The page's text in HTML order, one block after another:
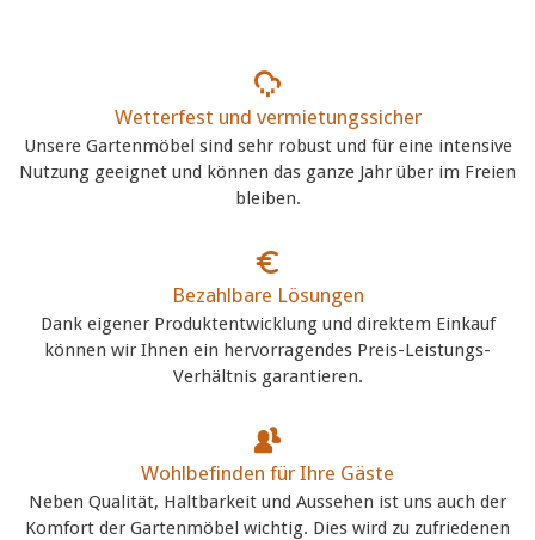
Wetterfest und vermietungssicher
Unsere Gartenmöbel sind sehr robust und für eine intensive
Nutzung geeignet und können das ganze Jahr über im Freien
bleiben.
Bezahlbare Lösungen
Dank eigener Produktentwicklung und direktem Einkauf
können wir Ihnen ein hervorragendes Preis-Leistungs-
Verhältnis garantieren.
Wohlbefinden für Ihre Gäste
Neben Qualität, Haltbarkeit und Aussehen ist uns auch der
Komfort der Gartenmöbel wichtig. Dies wird zu zufriedenen